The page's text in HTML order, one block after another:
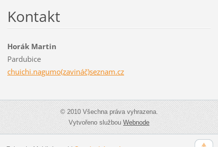
Kontakt
Horák Martin
Pardubice
chuichi.nagumo(zavináč)seznam.cz
© 2010 Všechna práva vyhrazena.
Vytvořeno službouWebnode